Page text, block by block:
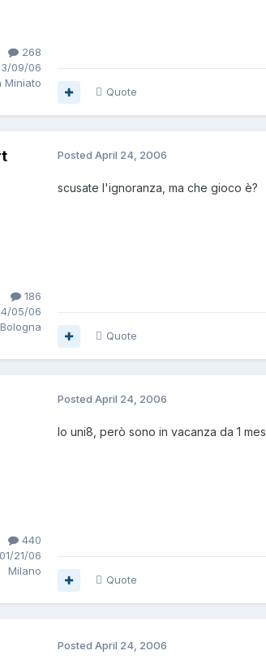
268
09/06
Miniato
Quote
186
05/06
Bologna
Posted April 24, 2006
scusate l'ignoranza, ma che gioco è?
Quote
440
01/21/06
Milano
Posted April 24, 2006
Io uni8, però sono in vacanza da 1
Quote
Posted April 24, 2006